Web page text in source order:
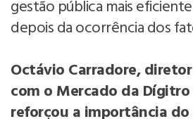
gestão pública mais
depois da ocorrência dos
Octávio Carradore,
com o Mercado da
reforçou a importância